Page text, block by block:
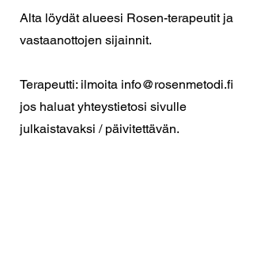
Alta löydät alueesi Rosen-terapeutit ja
vastaanottojen sijainnit.
Terapeutti: ilmoita info@rosenmetodi.fi
jos haluat yhteystietosi sivulle
julkaistavaksi / päivitettävän.